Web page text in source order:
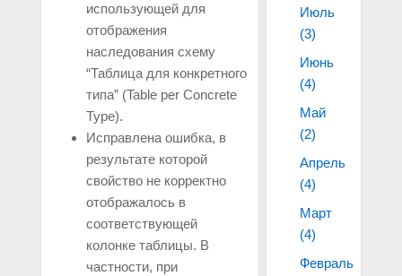
использующей для
отображения
наследования схему
“Таблица для конкретного
типа” (Table per Concrete
Type).
Исправлена ошибка, в
результате которой
свойство не корректно
отображалось в
соответствующей
колонке таблицы. В
частности, при
Июль
(3)
Июнь
(4)
Май
(2)
Апрель
(4)
Март
(4)
Февраль